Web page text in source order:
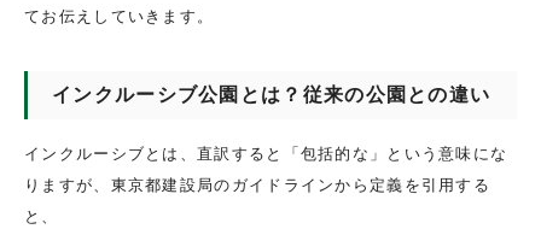
てお伝えしていきます。
インクルーシブ公園とは？従来の公園との違い
インクルーシブとは、直訳すると「包括的な」という意味にな
りますが、東京都建設局のガイドラインから定義を引用する
と、